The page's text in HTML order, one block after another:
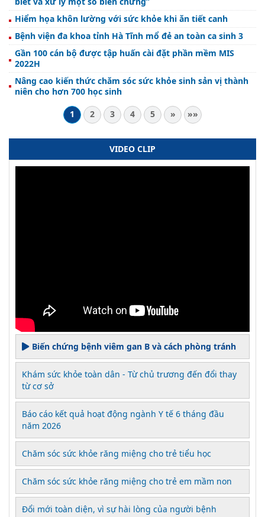
Hiểm họa khôn lường với sức khỏe khi ăn tiết canh
Bệnh viện đa khoa tỉnh Hà Tĩnh mổ đẻ an toàn ca sinh 3
Gần 100 cán bộ được tập huấn cài đặt phần mềm MIS
2022H
Nâng cao kiến thức chăm sóc sức khỏe sinh sản vị thành
niên cho hơn 700 học sinh
1
2 3 4 5 » »»
VIDEO CLIP
Biến chứng bệnh viêm gan B và cách phòng tránh
Khám sức khỏe toàn dân - Từ chủ trương đến đổi thay
từ cơ sở
Báo cáo kết quả hoạt động ngành Y tế 6 tháng đầu
năm 2026
Chăm sóc sức khỏe răng miệng cho trẻ tiểu học
Chăm sóc sức khỏe răng miệng cho trẻ em mầm non
Đổi mới toàn diện, vì sự hài lòng của người bệnh